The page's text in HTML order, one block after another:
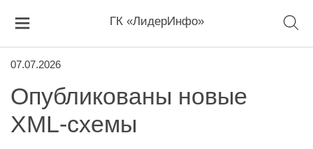
ГК «ЛидерИнфо»
07.07.2026
Опубликованы новые
XML-схемы